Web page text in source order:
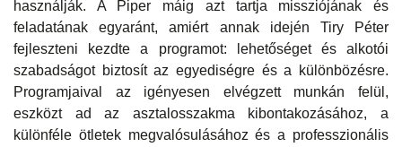
használják. A Piper máig azt tartja missziójának és
feladatának egyaránt, amiért annak idején Tiry Péter
fejleszteni kezdte a programot: lehetőséget és alkotói
szabadságot biztosít az egyediségre és a különbözésre.
Programjaival az igényesen elvégzett munkán felül,
eszközt ad az asztalosszakma kibontakozásához, a
különféle ötletek megvalósulásához és a professzionális